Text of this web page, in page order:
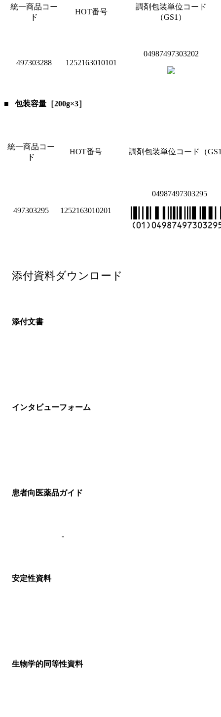
統一商品コー
ド
HOT番号
調剤包装単位コード
（GS1）
497303288 1252163010101
04987497303202
包装容量［200g×3］
統一商品コー
ド
HOT番号 調剤包装単位コード（
497303295 1252163010201
04987497303295
添付資料ダウンロード
添付文書
インタビューフォーム
患者向医薬品ガイド
-
安定性資料
生物学的同等性資料